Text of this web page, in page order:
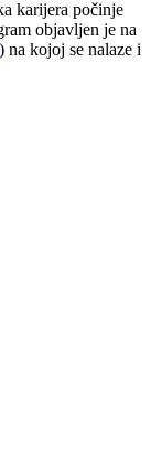
karijera počinje
objavljen je na
) na kojoj se nalaze i